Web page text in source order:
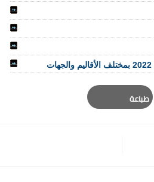
طباعة